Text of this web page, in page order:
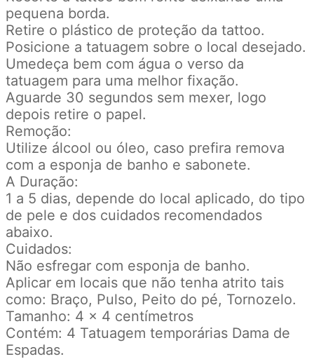
pequena borda.
Retire o plástico de proteção da tattoo.
Posicione a tatuagem sobre o local desejado.
Umedeça bem com água o verso da
tatuagem para uma melhor fixação.
Aguarde 30 segundos sem mexer, logo
depois retire o papel.
Remoção:
Utilize álcool ou óleo, caso prefira remova
com a esponja de banho e sabonete.
A Duração:
1 a 5 dias, depende do local aplicado, do tipo
de pele e dos cuidados recomendados
abaixo.
Cuidados:
Não esfregar com esponja de banho.
Aplicar em locais que não tenha atrito tais
como: Braço, Pulso, Peito do pé, Tornozelo.
Tamanho: 4 x 4 centímetros
Contém: 4 Tatuagem temporárias Dama de
Espadas.